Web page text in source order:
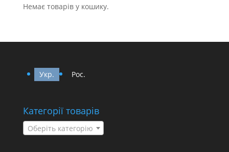
Немає товарів у кошику.
Укр. Рос.
Категорії товарів
Оберіть категорію